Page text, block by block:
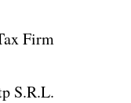
Firm
S.R.L.